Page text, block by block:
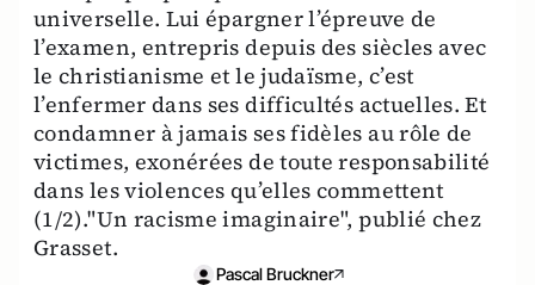
universelle. Lui épargner l’épreuve de
l’examen, entrepris depuis des siècles avec
le christianisme et le judaïsme, c’est
l’enfermer dans ses difficultés actuelles. Et
condamner à jamais ses fidèles au rôle de
victimes, exonérées de toute responsabilité
dans les violences qu’elles commettent
(1/2)."Un racisme imaginaire", publié chez
Grasset.
Pascal Bruckner